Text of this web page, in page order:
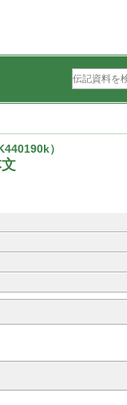
）